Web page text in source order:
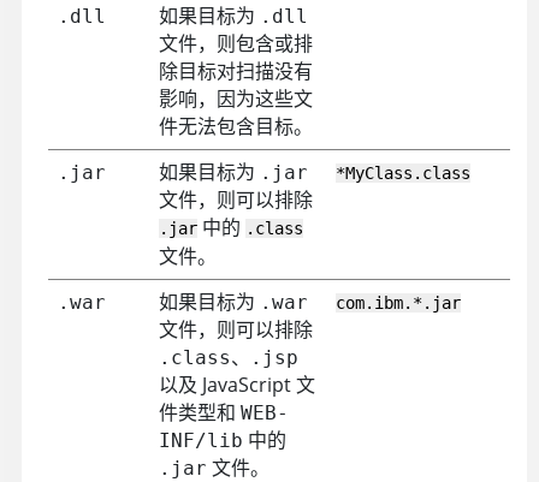
.dll 如果目标为 .dll
文件，则包含或排
除目标对扫描没有
影响，因为这些文
件无法包含目标。
.jar 如果目标为 .jar
文件，则可以排除
.jar中的 .class
文件。
*MyClass.class
.war 如果目标为 .war
文件，则可以排除
.class、 .jsp
以及 JavaScript 文
件类型和 WEB-
INF/lib 中的
.jar 文件。
com.ibm.*.jar